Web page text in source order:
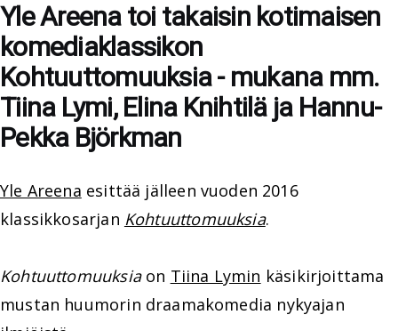
Yle Areena toi takaisin kotimaisen
komediaklassikon
Kohtuuttomuuksia - mukana mm.
Tiina Lymi, Elina Knihtilä ja Hannu-
Pekka Björkman
Yle Areena esittää jälleen vuoden 2016
klassikkosarjan Kohtuuttomuuksia.
Kohtuuttomuuksiaon Tiina Lymin käsikirjoittama
mustan huumorin draamakomedia nykyajan